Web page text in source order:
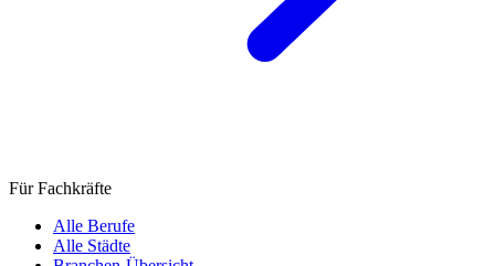
Für Fachkräfte
Alle Berufe
Alle Städte